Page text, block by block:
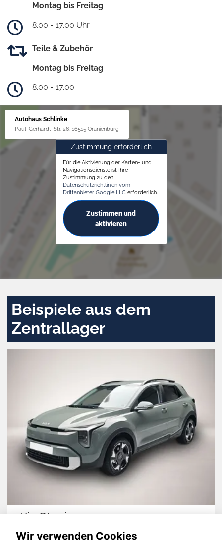
Montag bis Freitag
8.00 - 17.00 Uhr
Teile & Zubehör
Montag bis Freitag
8.00 - 17.00
Autohaus Schlinke
Paul-Gerhardt-Str. 26, 16515 Oranienburg
Zustimmung erforderlich
Für die Aktivierung der Karten- und
Navigationsdienste ist Ihre
Zustimmung zu den
Datenschutzrichtlinien vom
Drittanbieter Google LLC erforderlich.
Zustimmen und
aktivieren
Beispiele aus dem
Zentrallager
Kia Stonic
Wir verwenden Cookies